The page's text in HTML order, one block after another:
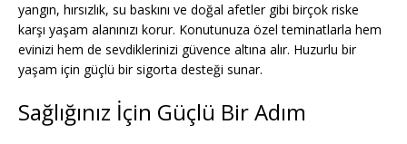
yangın, hırsızlık, su baskını ve doğal afetler gibi birçok riske
karşı yaşam alanınızı korur. Konutunuza özel teminatlarla hem
evinizi hem de sevdiklerinizi güvence altına alır. Huzurlu bir
yaşam için güçlü bir sigorta desteği sunar.
Sağlığınız İçin Güçlü Bir Adım